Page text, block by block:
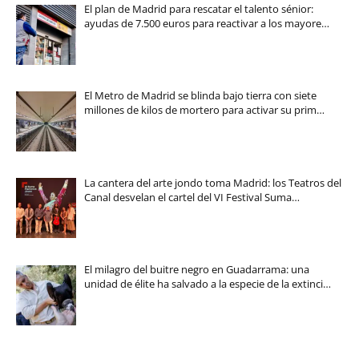
El plan de Madrid para rescatar el talento sénior:
ayudas de 7.500 euros para reactivar a los mayore…
El Metro de Madrid se blinda bajo tierra con siete
millones de kilos de mortero para activar su prim…
La cantera del arte jondo toma Madrid: los Teatros del
Canal desvelan el cartel del VI Festival Suma…
El milagro del buitre negro en Guadarrama: una
unidad de élite ha salvado a la especie de la extinci…